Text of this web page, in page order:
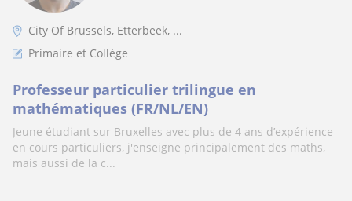
City Of Brussels, Etterbeek, ...
Primaire et Collège
Professeur particulier trilingue en
mathématiques (FR/NL/EN)
Jeune étudiant sur Bruxelles avec plus de 4 ans d’expérience
en cours particuliers, j'enseigne principalement des maths,
mais aussi de la c...